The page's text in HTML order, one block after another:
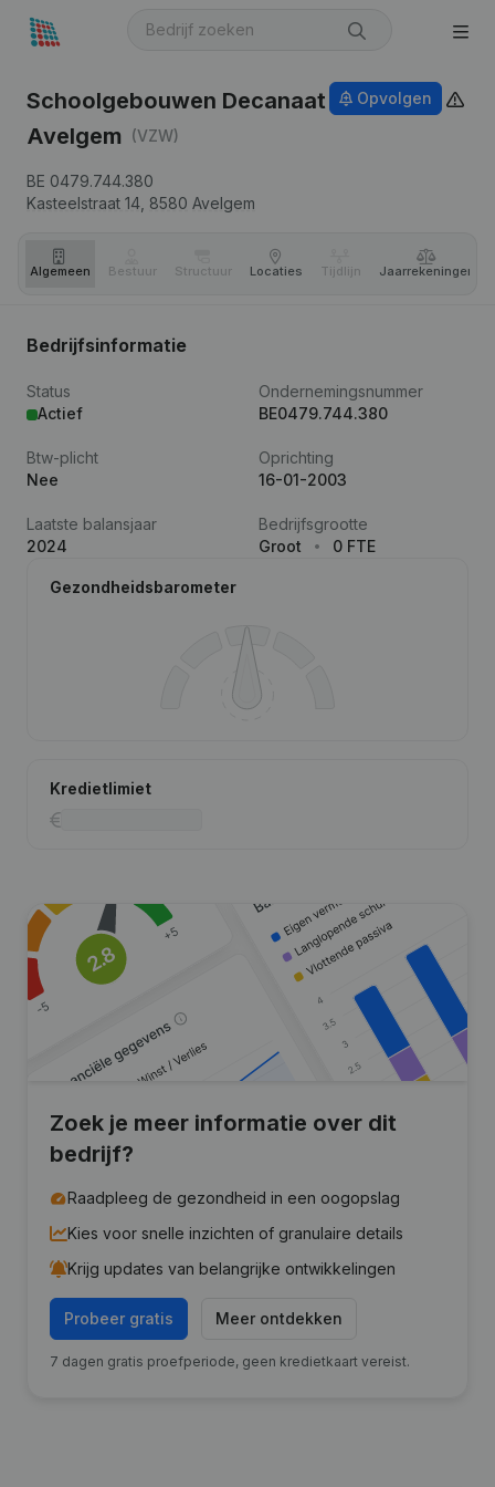
Schoolgebouwen Decanaat
Avelgem (VZW)
BE 0479.744.380
Kasteelstraat 14, 8580 Avelgem
Opvolgen
Algemeen Bestuur Structuur Locaties Tijdlijn Jaar­rekeningen
Bedrijfsinformatie
Status
Actief
Ondernemingsnummer
BE0479.744.380
Btw-plicht
Nee
Oprichting
16-01-2003
Laatste balansjaar
2024
Bedrijfsgrootte
Groot
0 FTE
Gezondheidsbarometer
Kredietlimiet
Zoek je meer informatie over dit
bedrijf?
Raadpleeg de gezondheid in een oogopslag
Kies voor snelle inzichten of granulaire details
Krijg updates van belangrijke ontwikkelingen
Probeer gratis Meer ontdekken
7 dagen gratis proefperiode, geen kredietkaart vereist.